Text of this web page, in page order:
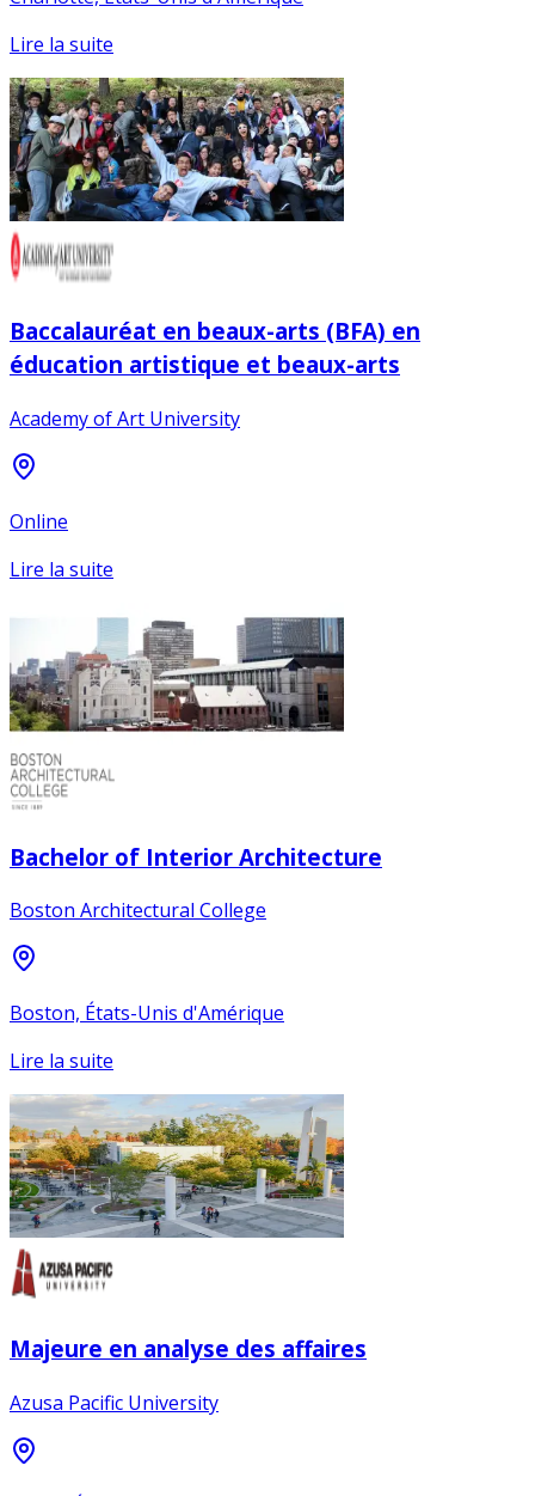
Lire la suite
Baccalauréat en beaux-arts (BFA) en
éducation artistique et beaux-arts
Academy of Art University
Online
Lire la suite
Bachelor of Interior Architecture
Boston Architectural College
Boston, États-Unis d'Amérique
Lire la suite
Majeure en analyse des affaires
Azusa Pacific University